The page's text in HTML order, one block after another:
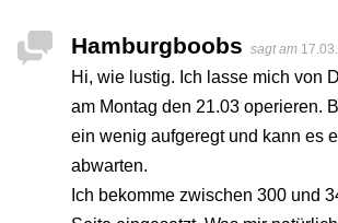
Hamburgboobs sagt am
Hi, wie lustig. Ich lasse mich von
am Montag den 21.03 operieren.
ein wenig aufgeregt und kann es
abwarten.
Ich bekomme zwischen 300 und